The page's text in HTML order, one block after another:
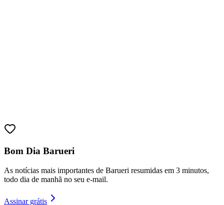
Bom Dia Barueri
As notícias mais importantes de Barueri resumidas em 3 minutos,
todo dia de manhã no seu e-mail.
Assinar grátis